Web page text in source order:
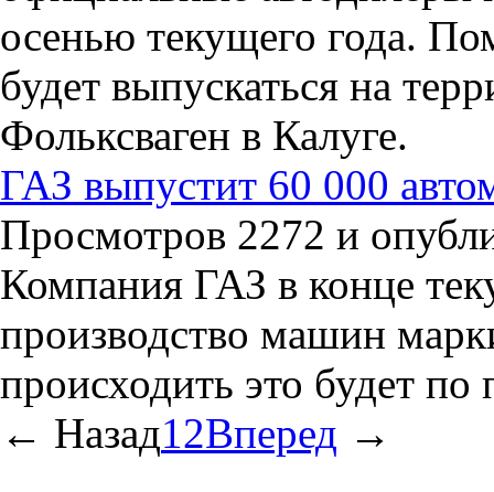
осенью текущего года.
будет выпускаться на
Фольксваген в Калуге.
ГАЗ выпустит 60 000
Просмотров 2272 и
Компания ГАЗ в конце
производство машин
происходить это будет
← Назад12Вперед →